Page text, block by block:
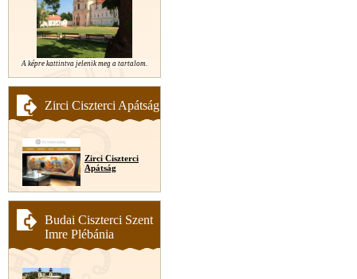
A képre kattintva jelenik meg a tartalom.
Zirci Ciszterci Apátság
Zirci Ciszterci
Apátság
Budai Ciszterci Szent
Imre Plébánia